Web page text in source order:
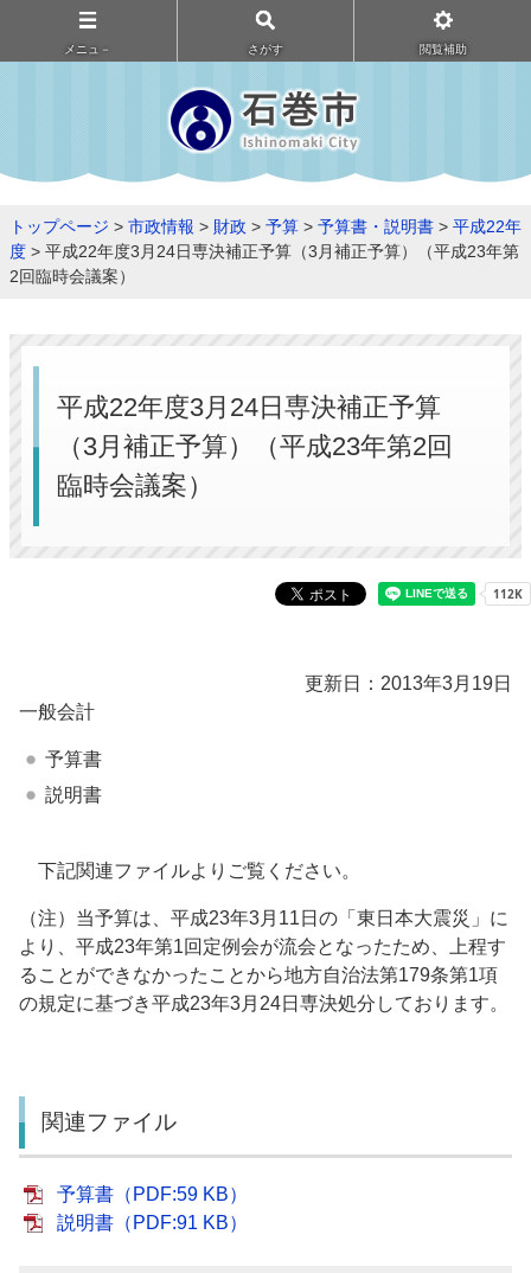
メニュ－ さがす 閲覧補助
トップページ > 市政情報 > 財政 > 予算 > 予算書・説明書 > 平成22年
度 > 平成22年度3月24日専決補正予算（3月補正予算）（平成23年第
2回臨時会議案）
平成22年度3月24日専決補正予算
（3月補正予算）（平成23年第2回
臨時会議案）
更新日：2013年3月19日
一般会計
予算書
説明書
下記関連ファイルよりご覧ください。
（注）当予算は、平成23年3月11日の「東日本大震災」に
より、平成23年第1回定例会が流会となったため、上程す
ることができなかったことから地方自治法第179条第1項
の規定に基づき平成23年3月24日専決処分しております。
関連ファイル
予算書（PDF:59 KB）
説明書（PDF:91 KB）